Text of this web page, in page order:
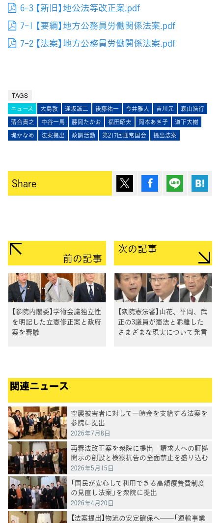
6-3 【新旧】地公法等改正案.pdf
7-1 【要綱】地方公務員労働関係法案.pdf
7-2 【法案】地方公務員労働関係法案.pdf
TAGS
ニュース 大島敦 逢󠄀坂誠二 後藤祐一 今井雅人 吉川元
森山浩行
落合貴之
中谷一馬 藤岡たかお 福田昭夫 岡本あき子
道下大樹
堤かなめ
法案提出 政調活動 第217回通常国会 提出法案
Share ポスト シェア Lineで送
前の記事
【参院内閣委】学術会議独立性
を明記した立憲修正案と政府
案を審議
次の記事
【衆院憲法審】山花、平岡、武
正の3議員が憲法と乖離した
さまざまな現実について発言
関連ニュース
空襲被害者に対して一時金を支給する法案を
参院に提出
2026年7月8日
再審法改正案を衆院に提出 請求人への証拠
開示の創設と検察抗告の全面禁止を盛り込む
2026年5月15日
「国民が安心して利用できる高額療養費制度
の見直し法案」を衆院に提出
2026年4月20日
【法案提出】物流の安定確保へ──「運輸事業